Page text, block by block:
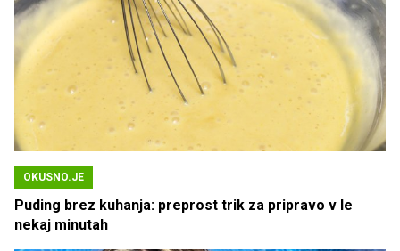
OKUSNO.JE
Puding brez kuhanja: preprost trik za pripravo v le
nekaj minutah